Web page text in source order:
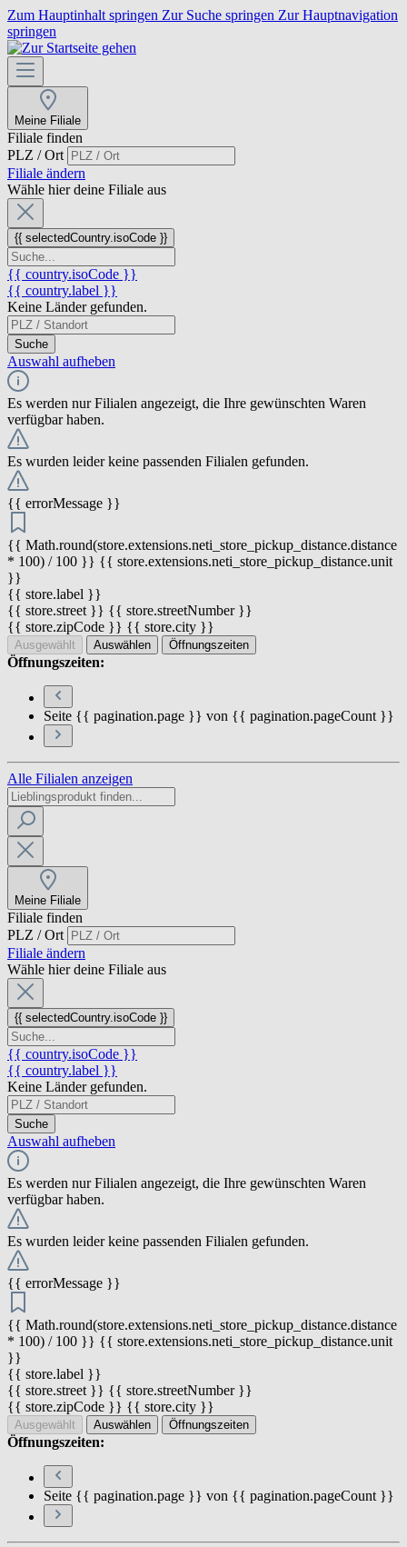
Zum Hauptinhalt springen Zur Suche springen Zur Hauptnavigation
springen
Meine Filiale
Filiale finden
PLZ / Ort
Filiale ändern
Wähle hier deine Filiale aus
{{ selectedCountry.isoCode }}
{{ country.isoCode }}
{{ country.label }}
Keine Länder gefunden.
Suche
Auswahl aufheben
Es werden nur Filialen angezeigt, die Ihre gewünschten Waren
verfügbar haben.
Es wurden leider keine passenden Filialen gefunden.
{{ errorMessage }}
{{ Math.round(store.extensions.neti_store_pickup_distance.distance
* 100) / 100 }} {{ store.extensions.neti_store_pickup_distance.unit
}}
{{ store.label }}
{{ store.street }} {{ store.streetNumber }}
{{ store.zipCode }} {{ store.city }}
Ausgewählt Auswählen Öffnungszeiten
Öffnungszeiten:
Seite {{ pagination.page }} von {{ pagination.pageCount }}
Alle Filialen anzeigen
Meine Filiale
Filiale finden
PLZ / Ort
Filiale ändern
Wähle hier deine Filiale aus
{{ selectedCountry.isoCode }}
{{ country.isoCode }}
{{ country.label }}
Keine Länder gefunden.
Suche
Auswahl aufheben
Es werden nur Filialen angezeigt, die Ihre gewünschten Waren
verfügbar haben.
Es wurden leider keine passenden Filialen gefunden.
{{ errorMessage }}
{{ Math.round(store.extensions.neti_store_pickup_distance.distance
* 100) / 100 }} {{ store.extensions.neti_store_pickup_distance.unit
}}
{{ store.label }}
{{ store.street }} {{ store.streetNumber }}
{{ store.zipCode }} {{ store.city }}
Ausgewählt Auswählen Öffnungszeiten
Öffnungszeiten:
Seite {{ pagination.page }} von {{ pagination.pageCount }}